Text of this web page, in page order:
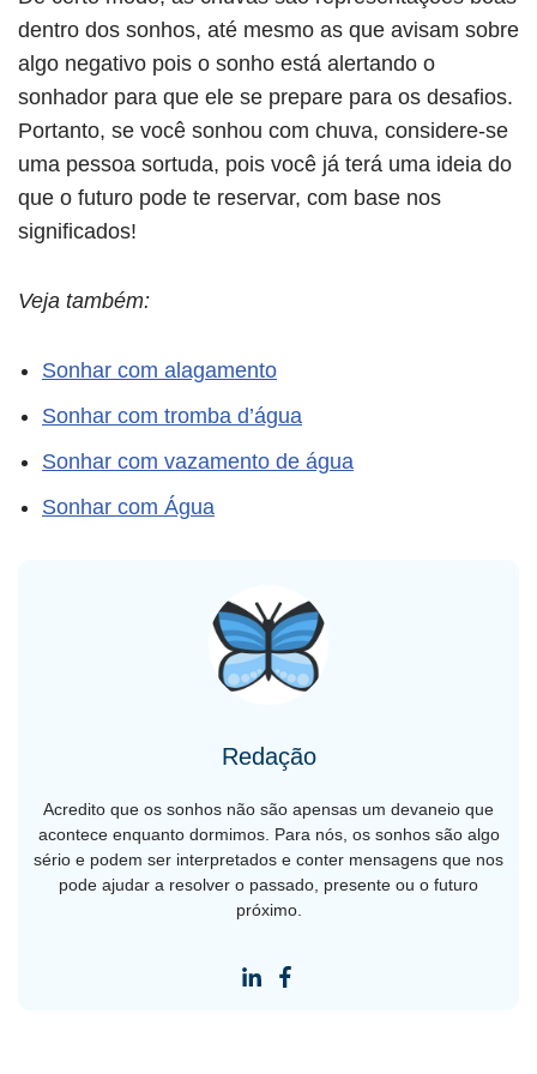
dentro dos sonhos, até mesmo as que avisam sobre
algo negativo pois o sonho está alertando o
sonhador para que ele se prepare para os desafios.
Portanto, se você sonhou com chuva, considere-se
uma pessoa sortuda, pois você já terá uma ideia do
que o futuro pode te reservar, com base nos
significados!
Veja também:
Sonhar com alagamento
Sonhar com tromba d’água
Sonhar com vazamento de água
Sonhar com Água
Redação
Acredito que os sonhos não são apensas um devaneio que
acontece enquanto dormimos. Para nós, os sonhos são algo
sério e podem ser interpretados e conter mensagens que nos
pode ajudar a resolver o passado, presente ou o futuro
próximo.